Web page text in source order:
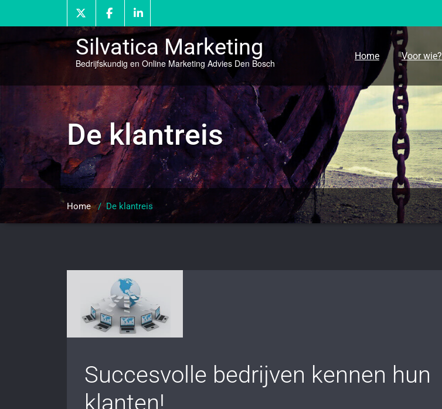
inhoud
Silvatica Marketing
Bedrijfskundig en Online Marketing Advies Den Bosch
Home Voor wie?
De klantreis
Home/De klantreis
Succesvolle bedrijven kennen hun
klanten!